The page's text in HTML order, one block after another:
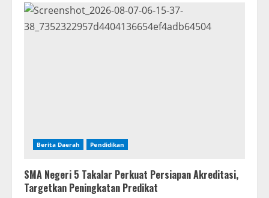
Berita Daerah Pendidikan
SMA Negeri 5 Takalar Perkuat Persiapan Akreditasi,
Targetkan Peningkatan Predikat